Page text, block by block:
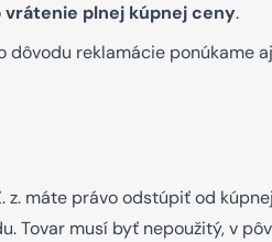
vrátenie plnej kúpnej ceny.
dôvodu reklamácie ponúkame
z. máte právo odstúpiť od
Tovar musí byť nepoužitý, v